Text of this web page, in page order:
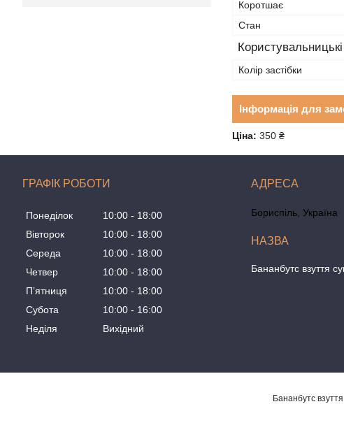
Коротшає
Стан
Колір застібки
Інформація для
Ціна: 350 ₴
ГРАФІК РОБОТИ
Понеділок 10:00
18:00
Вівторок
10:00
18:00
Середа
10:00
18:00
Четвер
10:00
18:00
Пʼятниця
10:00
18:00
Субота
10:00
16:00
Неділя
Вихідний
Бориспіль, Україна
Бананбутс взуття